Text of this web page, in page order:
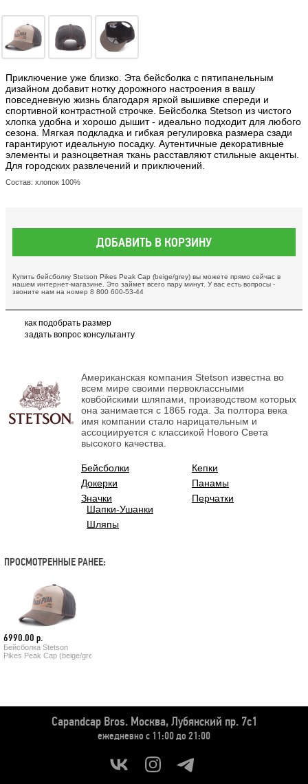
Приключение уже близко. Эта бейсболка с пятипанельным
дизайном добавит нотку дорожного настроения в вашу
повседневную жизнь благодаря яркой вышивке спереди и
спортивной контрастной строчке. Бейсболка Stetson из чистого
хлопка удобна и хорошо дышит - идеально подходит для любого
сезона. Мягкая подкладка и гибкая регулировка размера сзади
гарантируют идеальную посадку. Аутентичные декоративные
элементы и разноцветная ткань расставляют стильные акценты.
Для городских развлечений и приключений.
Состав: хлопок 100%
ДОБАВИТЬ В КОРЗИНУ
Купить бейсболку Stetson Pikes Peak Cap (beige/grey) вы можете прямо сейчас в
нашем интернет-магазине. Это займет всего пару минут. У вас есть вопросы -
звоните нам на номер 8 800 600-53-44
как подобрать размер
задать вопрос консультанту
Американская компания Stetson известна во
всем мире своими первоклассными
ковбойскими шляпами, производством которых
она занимается с 1865 года. За полтора века
имя компании стало нарицательным и
ассоциируется с классикой Нового Света
высокого качества.
Бейсболки
Докерки
Значки
Кепки
Панамы
Перчатки
Шапки-Ушанки
Шляпы
ПРОСМОТРЕННЫЕ РАНЕЕ:
6990.00 р.
Бейсболка Stetson
Pikes Peak Cap (beige/grey)
Capandcap Bros. Москва, Лубянский пр. 7с1
ежедневно с 11:00 до 21:00